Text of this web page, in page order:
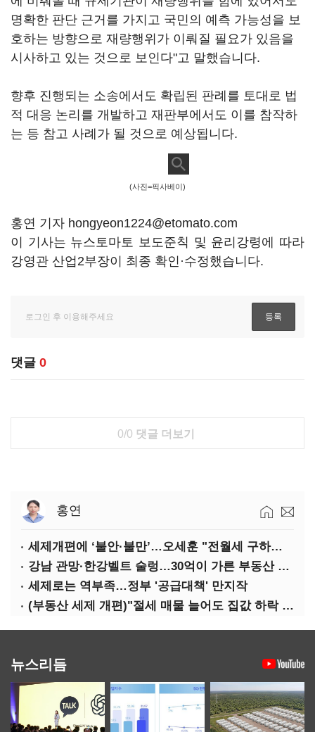
명확한 판단 근거를 가지고 국민의 예측 가능성을 보
호하는 방향으로 재량행위가 이뤄질 필요가 있음을
시사하고 있는 것으로 보인다"고 말했습니다.
향후 진행되는 소송에서도 확립된 판례를 토대로 법
적 대응 논리를 개발하고 재판부에서도 이를 참작하
는 등 참고 사례가 될 것으로 예상됩니다.
(사진=픽사베이)
홍연 기자 hongyeon1224@etomato.com
이 기사는 뉴스토마토 보도준칙 및 윤리강령에 따라
강영관 산업2부장이 최종 확인·수정했습니다.
댓글 0
0/0 댓글 더보기
홍연
세제개편에 ‘불안·불만’…오세훈 "전월세 구하기 더 힘들어질 것"
강남 관망·한강벨트 술렁…30억이 가른 부동산 민심
세제로는 역부족…정부 '공급대책' 만지작
(부동산 세제 개편)"절세 매물 늘어도 집값 하락 제한적"…전세난·양극화 심화 우려
뉴스리듬